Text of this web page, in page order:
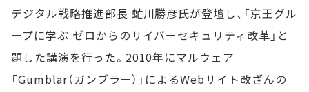
デジタル戦略推進部長 虻川勝彦氏が登壇し、「京王グル
ープに学ぶ ゼロからのサイバーセキュリティ改革」と
題した講演を行った。2010年にマルウェア
「Gumblar（ガンブラー）」によるWebサイト改ざんの